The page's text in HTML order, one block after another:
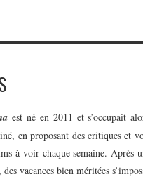
est né en 2011 et s’occupait
en proposant des critiques et
à voir chaque semaine. Après
vacances bien méritées